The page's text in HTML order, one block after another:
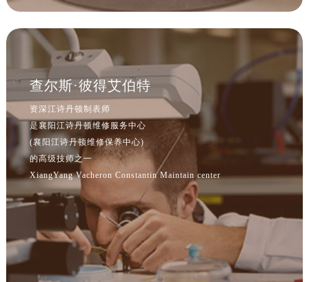
查尔斯·彼得艾伯特
资深江诗丹顿制表师
是襄阳江诗丹顿维修服务中心
(襄阳江诗丹顿维修保养中心)
的高级技师之一
XiangYang Vacheron Constantin Maintain center